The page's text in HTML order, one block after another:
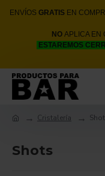
ENVÍOS GRATISEN
NO APLICA EN
ESTAREMOS
Cristalería
Shots